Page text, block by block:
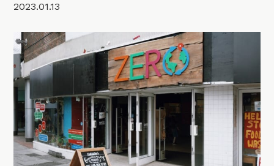
2023.01.13